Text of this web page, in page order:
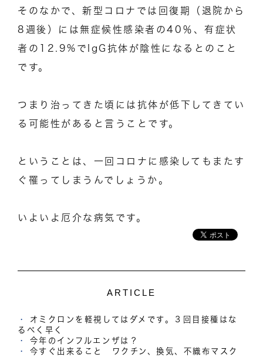
そのなかで、新型コロナでは回復期（退院から
8週後）には無症候性感染者の40％、有症状
者の12.9%でIgG抗体が陰性になるとのこと
です。
つまり治ってきた頃には抗体が低下してきてい
る可能性があると言うことです。
ということは、一回コロナに感染してもまたす
ぐ罹ってしまうんでしょうか。
いよいよ厄介な病気です。
ARTICLE
オミクロンを軽視してはダメです。３回目接種はな
るべく早く
今年のインフルエンザは？
今すぐ出来ること ワクチン、換気、不織布マスク